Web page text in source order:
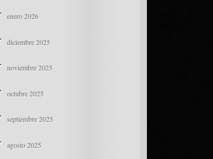
enero 2026
diciembre 2025
noviembre 2025
octubre 2025
septiembre 2025
agosto 2025